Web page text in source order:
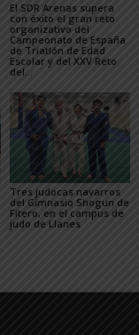
El SDR Arenas supera
con éxito el gran reto
organizativo del
Campeonato de España
de Triatlón de Edad
Escolar y del XXV Reto
del...
Tres judocas navarros
del Gimnasio Shogun de
Fitero, en el campus de
judo de Llanes